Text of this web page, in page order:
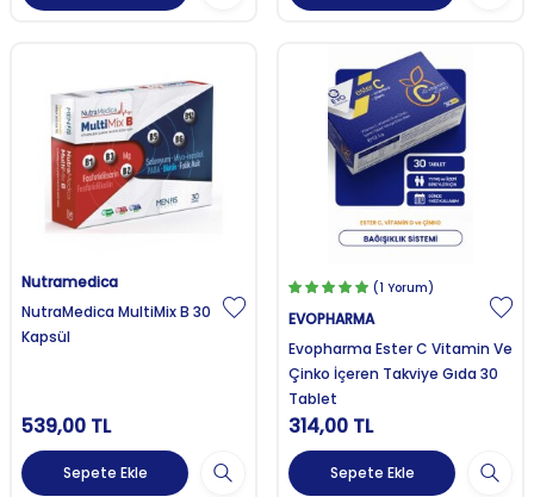
Nutramedica
NutraMedica MultiMix B 30
Kapsül
539,00 TL
Sepete Ekle
(1 Yorum)
EVOPHARMA
Evopharma Ester C Vitamin Ve
Çinko İçeren Takviye Gıda 30
Tablet
314,00 TL
Sepete Ekle